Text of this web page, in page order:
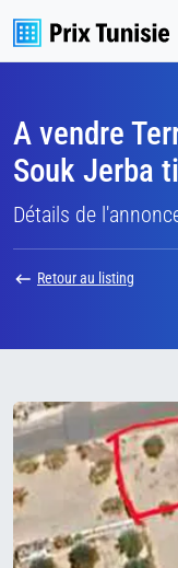
A vendre
Souk Jerba
Détails de
Retour au listing